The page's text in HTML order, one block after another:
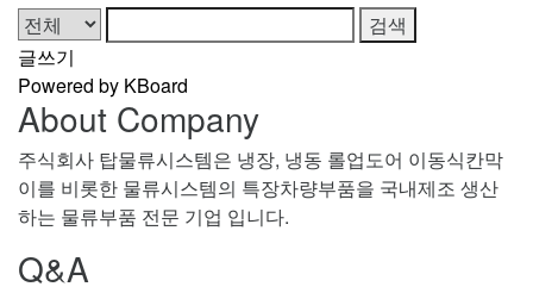
검색
글쓰기
Powered by KBoard
About Company
주식회사 탑물류시스템은 냉장, 냉동 롤업도어 이동식칸막
이를 비롯한 물류시스템의 특장차량부품을 국내제조 생산
하는 물류부품 전문 기업 입니다.
Q&A